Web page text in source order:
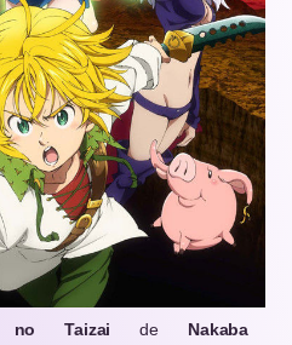
no Taizai de Nakaba